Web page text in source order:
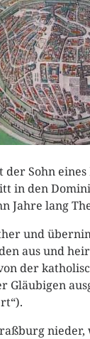
Sohn
in den
Jahre lang
und
aus und
der
Gläubigen